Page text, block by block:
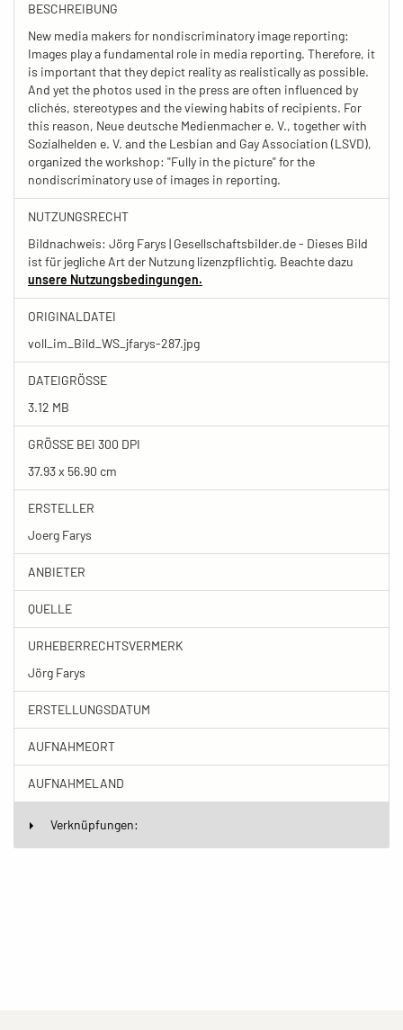
BESCHREIBUNG
New media makers for nondiscriminatory image reporting:
Images play a fundamental role in media reporting. Therefore, it
is important that they depict reality as realistically as possible.
And yet the photos used in the press are often influenced by
clichés, stereotypes and the viewing habits of recipients. For
this reason, Neue deutsche Medienmacher e. V., together with
Sozialhelden e. V. and the Lesbian and Gay Association (LSVD),
organized the workshop: "Fully in the picture" for the
nondiscriminatory use of images in reporting.
NUTZUNGSRECHT
Bildnachweis: Jörg Farys | Gesellschaftsbilder.de - Dieses Bild
ist für jegliche Art der Nutzung lizenzpflichtig. Beachte dazu
unsere Nutzungsbedingungen.
ORIGINALDATEI
voll_im_Bild_WS_jfarys-287.jpg
DATEIGRÖSSE
3.12 MB
GRÖSSE BEI 300 DPI
37.93 x 56.90 cm
ERSTELLER
Joerg Farys
ANBIETER
QUELLE
URHEBERRECHTSVERMERK
Jörg Farys
ERSTELLUNGSDATUM
AUFNAHMEORT
AUFNAHMELAND
Verknüpfungen: